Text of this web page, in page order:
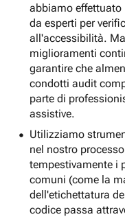
abbiamo
da esperti per
all'accessibilità.
miglioramenti
garantire che
condotti audit
parte di
assistive.
Utilizziamo
nel nostro
tempestivamente i
comuni (come la
dell'etichettatura
codice passa